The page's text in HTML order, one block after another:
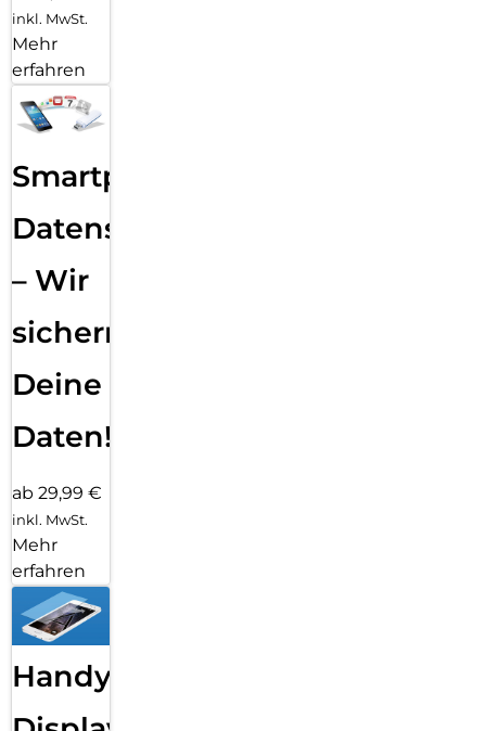
inkl. MwSt.
Mehr
erfahren
Smartphone
Datensicherung
– Wir
sichern
Deine
Daten!
ab 29,99 €
inkl. MwSt.
Mehr
erfahren
Handy